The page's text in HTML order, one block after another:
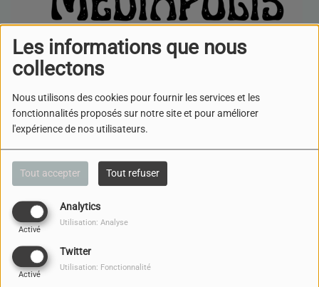
Les informations que nous
collectons
Nous utilisons des cookies pour fournir les services et les
fonctionnalités proposés sur notre site et pour améliorer
l'expérience de nos utilisateurs.
Tout accepter Tout refuser
Analytics
Activé
Utilisation: Analyse
Twitter
Activé
Utilisation: Fonctionnalité
LIRE LA SUITE
LES INFLUENCEURS ET LA
DÉSINFORMATION : NOUVELLE
MENACE POUR L’INFORMATION
?